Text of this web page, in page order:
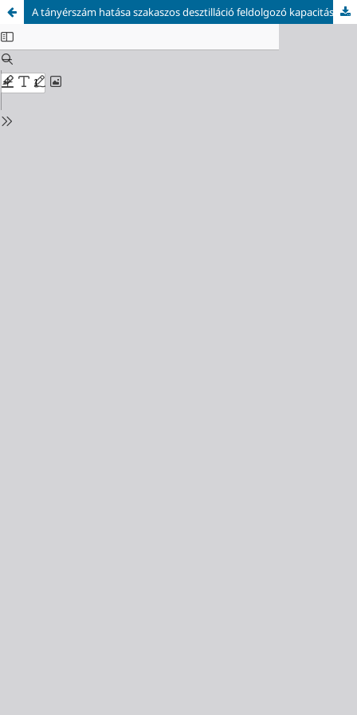
A tányérszám hatása szakaszos desztilláció feldolgozó kapacitására egy- és kétkolonnás műveletek esetén